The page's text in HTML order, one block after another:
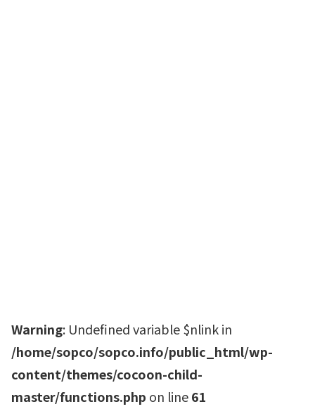
Warning: Undefined variable $nlink in
/home/sopco/sopco.info/public_html/wp-
content/themes/cocoon-child-
master/functions.php on line61